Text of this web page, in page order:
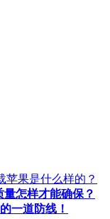
苹果是什么样的？
怎样才能确保？
一道防线！